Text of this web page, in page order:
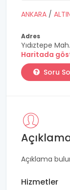
ANKARA /
Adres
Yıdıztepe
Haritada
Soru
Açıklama
Hizmetler